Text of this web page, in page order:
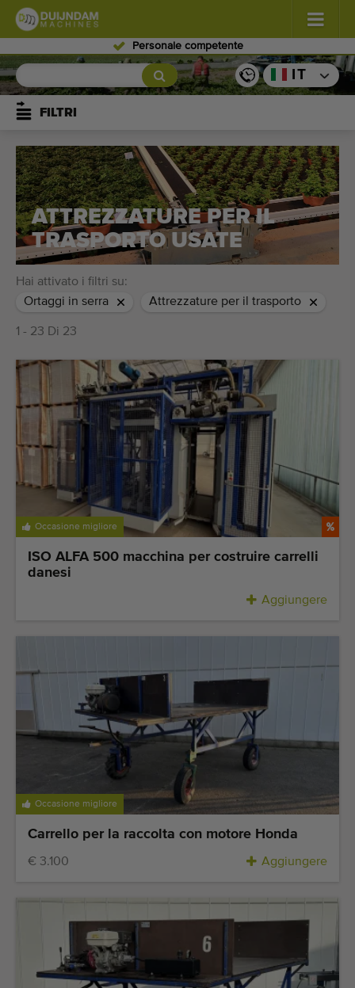
Personale competente
Fiori e piante
Ortaggi in pieno campo
Ortaggi in serra (347)
Frutta (333)
Nastri trasportatori (438)
Vendi il tuo macchinario!
Cerca per tipo
Ultime macchine visualizzate
Ultime macchine aggiunte
Aggiornamenti sui macchinari
Importare una macchina
Macchine
Marchi
Chi siamo
Blog
Attrezzatura di qualità
Personale competente
Consegne in tutto il mondo
Dal 1977
IT
FILTRI
ATTREZZATURE PER IL
TRASPORTO USATE
Hai attivato i filtri su:
Ortaggi in serra
Attrezzature per il trasporto
1 - 23 Di 23
Occasione migliore
ISO ALFA 500 macchina per costruire carrelli
danesi
Aggiungere
Occasione migliore
Carrello per la raccolta con motore Honda
€ 3.100 Aggiungere